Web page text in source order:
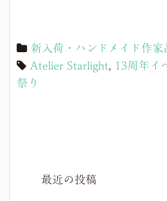
新入荷・ハンドメイド作家
Atelier Starlight, 13周年イ
祭り
最近の投稿